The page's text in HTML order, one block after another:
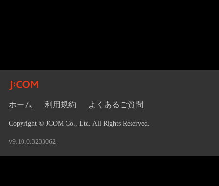
ホーム 利用規約 よくあるご質問
Copyright © JCOM Co., Ltd. All Rights Reserved.
v9.10.0.3233062